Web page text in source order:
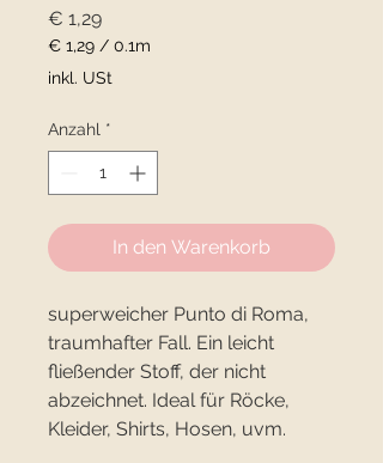
€ 1,29Preis
€ 1,29 / 0.1m
€ 1,29
Meter
inkl. USt
Anzahl *
In den Warenkorb
superweicher Punto di Roma,
traumhafter Fall. Ein leicht
fließender Stoff, der nicht
abzeichnet. Ideal für Röcke,
Kleider, Shirts, Hosen, uvm.